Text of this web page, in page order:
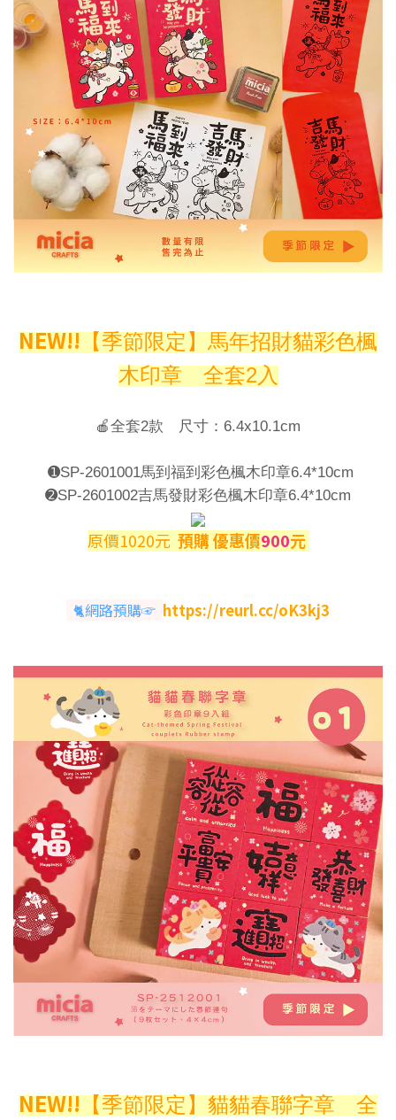
NEW!! 【季節限定】馬年招財貓彩色楓
木印章 全套2入
🍎全套2款 尺寸：6.4x10.1cm
➊SP-2601001馬到福到彩色楓木印章6.4*10cm
➋SP-2601002吉馬發財彩色楓木印章6.4*10cm
原價1020元 預購 優惠價900元
🐈網路預購☞ https://reurl.cc/oK3kj3
NEW!! 【季節限定】貓貓春聯字章 全